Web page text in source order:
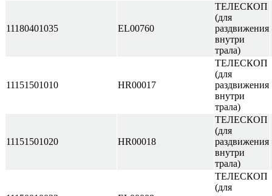
11180401035 EL00760
ТЕЛЕСКОП
(для
раздвижения
внутри
трала)
11151501010 HR00017
ТЕЛЕСКОП
(для
раздвижения
внутри
трала)
11151501020 HR00018
ТЕЛЕСКОП
(для
раздвижения
внутри
трала)
ТЕЛЕСКОП
(для